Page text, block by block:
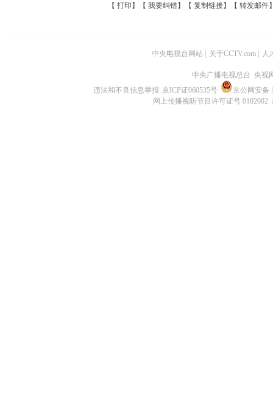
【 打印 】【 我要纠错】【 复制链接】【 转发邮件
中央电视台网站 关于CCTV.com 人
中央广播电视总台 央视
违法和不良信息举报 京ICP证060535号
京公网安备
网上传播视听节目许可证号 0102002